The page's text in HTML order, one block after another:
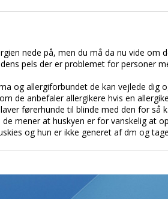
nede på, men du må da nu vide om
pels der er problemet for personer
og allergiforbundet de kan vejlede dig
de anbefaler allergikere hvis en
førerhunde til blinde med den for
mener at huskyen er for vanskelig at
og hun er ikke generet af dm og